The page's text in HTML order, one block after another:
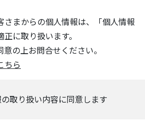
さまからの個人情報は、「個人情報
に取り扱います。
の上お問合せください。
ちら
取り扱い内容に同意します